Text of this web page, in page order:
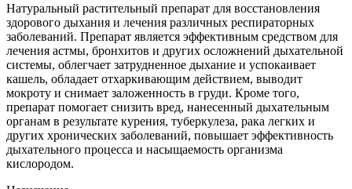
Натуральный растительный препарат для восстановления
здорового дыхания и лечения различных респираторных
заболеваний. Препарат является эффективным средством для
лечения астмы, бронхитов и других осложнений дыхательной
системы, облегчает затрудненное дыхание и успокаивает
кашель, обладает отхаркивающим действием, выводит
мокроту и снимает заложенность в груди. Кроме того,
препарат помогает снизить вред, нанесенный дыхательным
органам в результате курения, туберкулеза, рака легких и
других хронических заболеваний, повышает эффективность
дыхательного процесса и насыщаемость организма
кислородом.